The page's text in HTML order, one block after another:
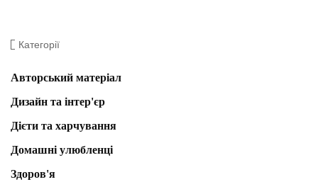
Категорії
Авторський матеріал
Дизайн та інтер'єр
Дієти та харчування
Домашні улюбленці
Здоров'я